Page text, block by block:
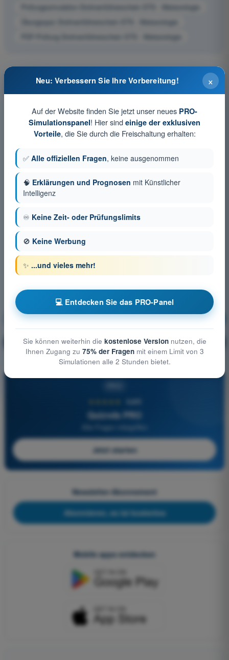
Prüfungssimulation Drohnenführerschein STS - Meteorologie
Übungsquiz Drohnenführerschein STS - Meteorologie
PDF-Prüfung Drohnenführerschein STS - Meteorologie
Meteorologie Ausbildung!
🔒 PRO Erläuterung der Frage
4,6/5
Quizvds PRO
Alle Fragen inbegriffen
Jetzt starten
Newsletter-Abonnement
Abonnieren, es ist kostenlos
Mobile apps entdecken
×
Neu: Verbessern Sie Ihre Vorbereitung!
Auf der Website finden Sie jetzt unser neues PRO-
Simulationspanel! Hier sind einige der exklusiven
Vorteile, die Sie durch die Freischaltung erhalten:
✅ Alle offiziellen Fragen, keine ausgenommen
🧠 Erklärungen und Prognosen mit Künstlicher
Intelligenz
♾️ Keine Zeit- oder Prüfungslimits
🚫 Keine Werbung
✨ ...und vieles mehr!
💻 Entdecken Sie das PRO-Panel
Sie können weiterhin die kostenlose Versionnutzen, die
Ihnen Zugang zu 75% der Fragenmit einem Limit von 3
Simulationen alle 2 Stunden bietet.